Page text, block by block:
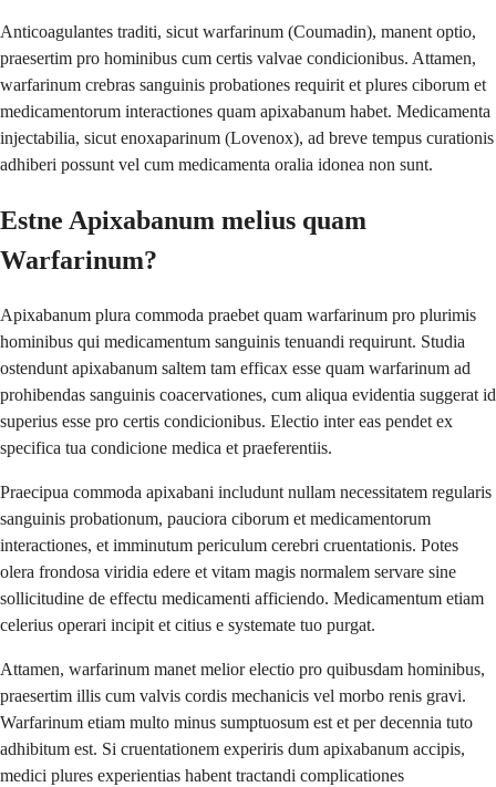
Anticoagulantes traditi, sicut warfarinum (Coumadin), manent optio,
praesertim pro hominibus cum certis valvae condicionibus. Attamen,
warfarinum crebras sanguinis probationes requirit et plures ciborum et
medicamentorum interactiones quam apixabanum habet. Medicamenta
injectabilia, sicut enoxaparinum (Lovenox), ad breve tempus curationis
adhiberi possunt vel cum medicamenta oralia idonea non sunt.
Estne Apixabanum melius quam
Warfarinum?
Apixabanum plura commoda praebet quam warfarinum pro plurimis
hominibus qui medicamentum sanguinis tenuandi requirunt. Studia
ostendunt apixabanum saltem tam efficax esse quam warfarinum ad
prohibendas sanguinis coacervationes, cum aliqua evidentia suggerat id
superius esse pro certis condicionibus. Electio inter eas pendet ex
specifica tua condicione medica et praeferentiis.
Praecipua commoda apixabani includunt nullam necessitatem regularis
sanguinis probationum, pauciora ciborum et medicamentorum
interactiones, et imminutum periculum cerebri cruentationis. Potes
olera frondosa viridia edere et vitam magis normalem servare sine
sollicitudine de effectu medicamenti afficiendo. Medicamentum etiam
celerius operari incipit et citius e systemate tuo purgat.
Attamen, warfarinum manet melior electio pro quibusdam hominibus,
praesertim illis cum valvis cordis mechanicis vel morbo renis gravi.
Warfarinum etiam multo minus sumptuosum est et per decennia tuto
adhibitum est. Si cruentationem experiris dum apixabanum accipis,
medici plures experientias habent tractandi complicationes